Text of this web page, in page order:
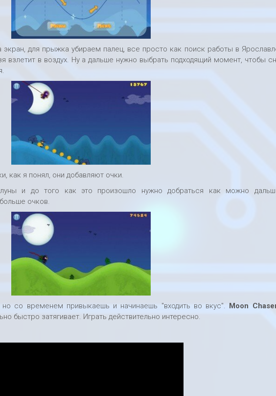
для прыжка убираем палец, все просто как поиск работы в
взлетит в воздух. Ну а дальше нужно выбрать подходящий момент, чтобы
как я понял, они добавляют очки.
и до того как это произошло нужно добраться как можно
очков.
но со временем привыкаешь и начинаешь "входить во вкус". Moon
быстро затягивает. Играть действительно интересно.